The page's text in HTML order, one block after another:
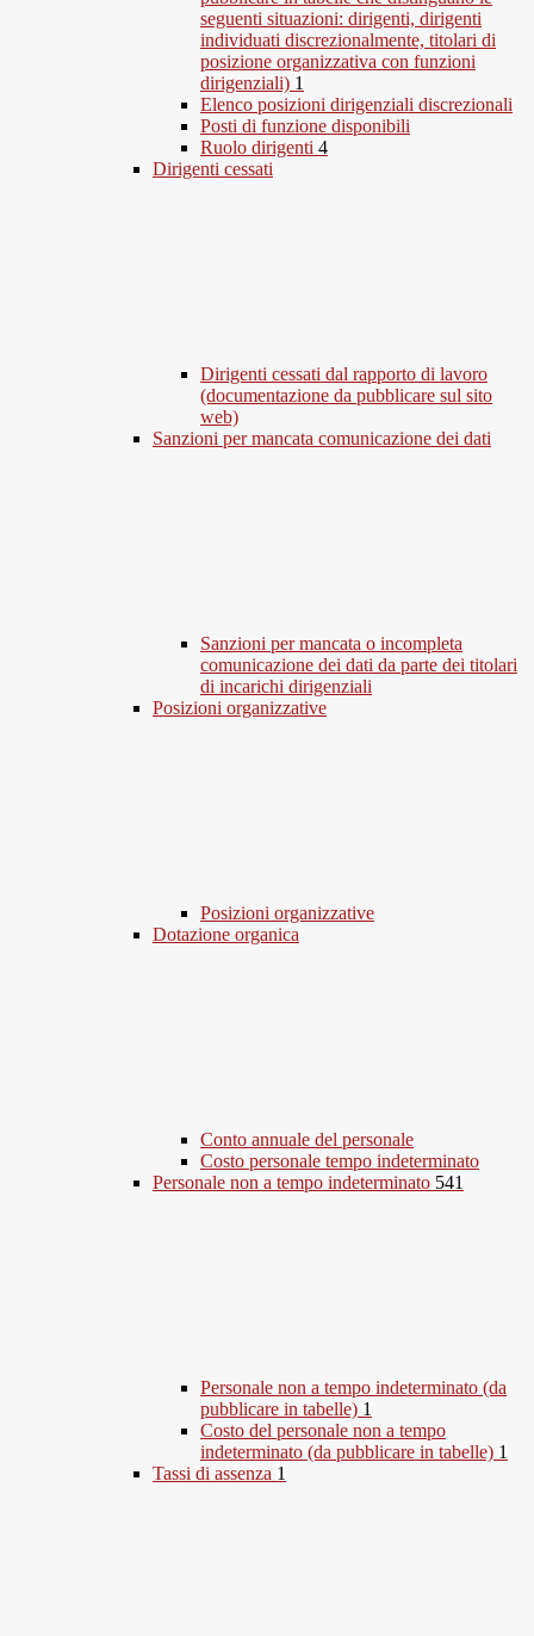
seguenti situazioni: dirigenti, dirigenti
individuati discrezionalmente, titolari di
posizione organizzativa con funzioni
dirigenziali) 1
Elenco posizioni dirigenziali discrezionali
Posti di funzione disponibili
Ruolo dirigenti 4
Dirigenti cessati
Dirigenti cessati dal rapporto di lavoro
(documentazione da pubblicare sul sito
web)
Sanzioni per mancata comunicazione dei dati
Sanzioni per mancata o incompleta
comunicazione dei dati da parte dei titolari
di incarichi dirigenziali
Posizioni organizzative
Posizioni organizzative
Dotazione organica
Conto annuale del personale
Costo personale tempo indeterminato
Personale non a tempo indeterminato 541
Personale non a tempo indeterminato (da
pubblicare in tabelle) 1
Costo del personale non a tempo
indeterminato (da pubblicare in tabelle) 1
Tassi di assenza 1